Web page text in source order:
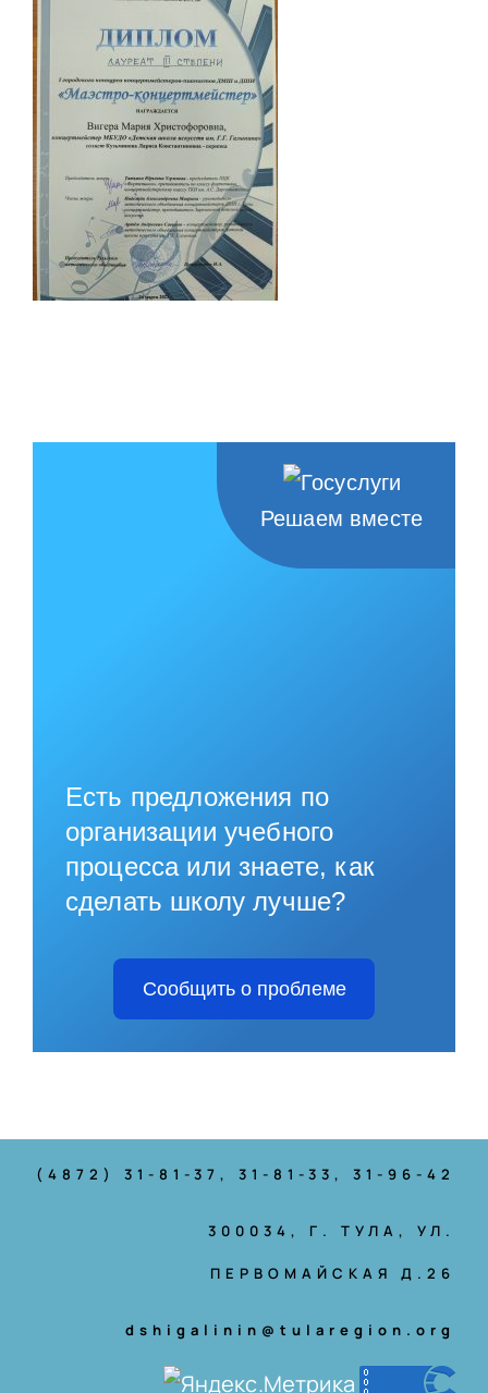
Решаем вместе
Есть предложения по
организации учебного
процесса или знаете, как
сделать школу лучше?
Сообщить о проблеме
(4872) 31-81-37, 31-81-33, 31-96-42
300034, Г. ТУЛА, УЛ.
ПЕРВОМАЙСКАЯ Д.26
dshigalinin@tularegion.org